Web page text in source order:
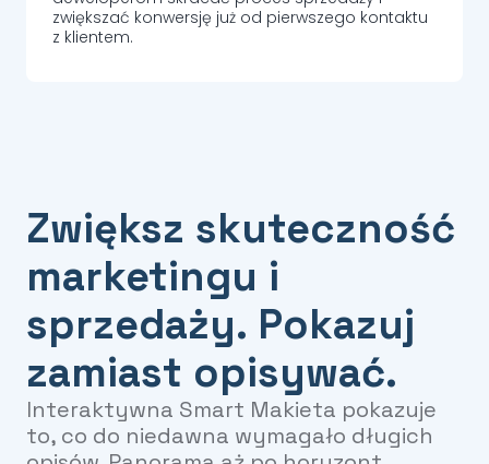
zwiększać konwersję już od pierwszego kontaktu
z klientem.
Zwiększ skuteczność
marketingu i
sprzedaży. Pokazuj
zamiast opisywać.
Interaktywna Smart Makieta pokazuje
to, co do niedawna wymagało długich